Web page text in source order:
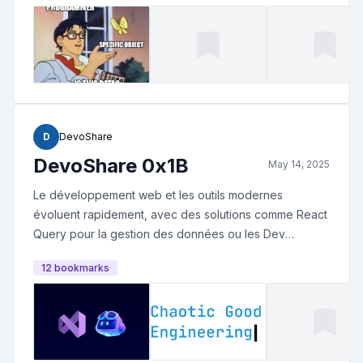
données jouent un rôle clé pour optimiser la qualité et
la maintenabilité des applications.
D DevoShare
DevoShare 0x1B May 14, 2025
Le développement web et les outils modernes
évoluent rapidement, avec des solutions comme React
Query pour la gestion des données ou les Dev
Parallèlement, l’IA transforme les workflows, tandis que
clés souvent négligés. Les défis techniques
s'accompagnent de réflexions plus larges, comme
12 bookmarks